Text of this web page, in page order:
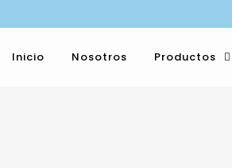
Inicio Nosotros Productos